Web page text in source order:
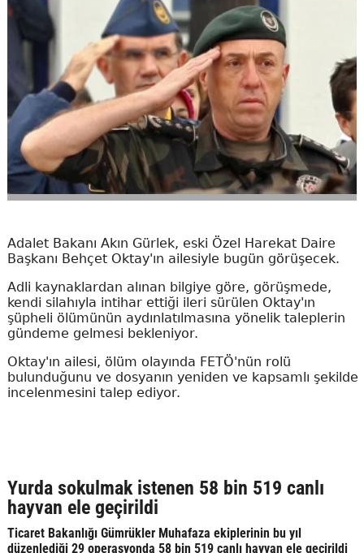
Adalet Bakanı Akın Gürlek, eski Özel Harekat Daire
Başkanı Behçet Oktay'ın ailesiyle bugün görüşecek.
Adli kaynaklardan alınan bilgiye göre, görüşmede,
kendi silahıyla intihar ettiği ileri sürülen Oktay'ın
şüpheli ölümünün aydınlatılmasına yönelik taleplerin
gündeme gelmesi bekleniyor.
Oktay'ın ailesi, ölüm olayında FETÖ'nün rolü
bulunduğunu ve dosyanın yeniden ve kapsamlı şekilde
incelenmesini talep ediyor.
Yurda sokulmak istenen 58 bin 519 canlı
hayvan ele geçirildi
Ticaret Bakanlığı Gümrükler Muhafaza ekiplerinin bu yıl
düzenlediği 29 operasyonda 58 bin 519 canlı hayvan ele geçirildi